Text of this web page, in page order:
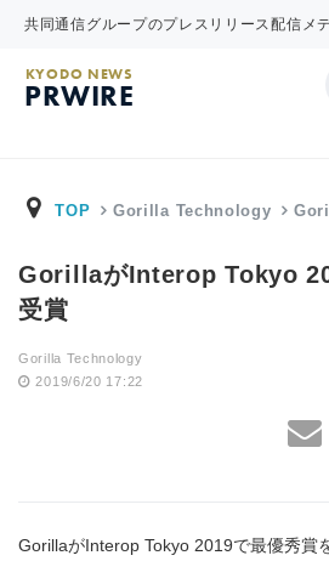
共同通信グループのプレスリリース配信メ
KYODO NEWS
PRWIRE
TOP Gorilla Technology
GorillaがInterop Tokyo
受賞
Gorilla Technology
2019/6/20 17:22
GorillaがInterop Tokyo 2019で最優秀賞